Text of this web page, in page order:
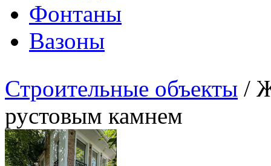
Фонтаны
Вазоны
Строительные объекты /
рустовым камнем